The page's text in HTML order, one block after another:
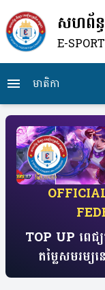
សហព័ន្
E-
menu មាតិកា
TOP UP ពេ
តម្លៃសមរម្